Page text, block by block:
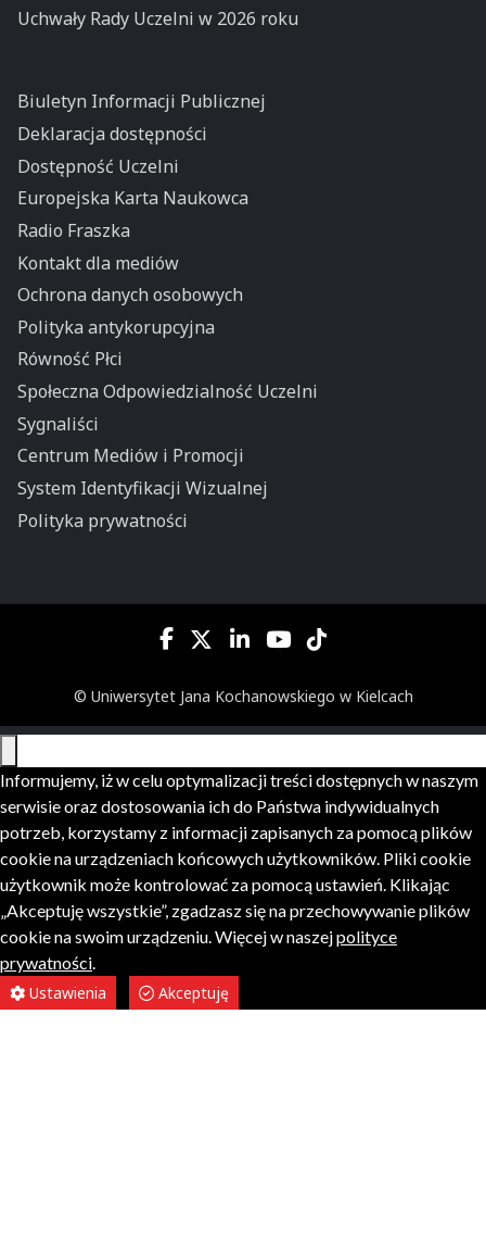
Uchwały Rady Uczelni w 2026 roku
Biuletyn Informacji Publicznej
Deklaracja dostępności
Dostępność Uczelni
Europejska Karta Naukowca
Radio Fraszka
Kontakt dla mediów
Ochrona danych osobowych
Polityka antykorupcyjna
Równość Płci
Społeczna Odpowiedzialność Uczelni
Sygnaliści
Centrum Mediów i Promocji
System Identyfikacji Wizualnej
Polityka prywatności
© Uniwersytet Jana Kochanowskiego w Kielcach
Informujemy, iż w celu optymalizacji treści dostępnych w naszym
serwisie oraz dostosowania ich do Państwa indywidualnych
potrzeb, korzystamy z informacji zapisanych za pomocą plików
cookie na urządzeniach końcowych użytkowników. Pliki cookie
użytkownik może kontrolować za pomocą ustawień. Klikając
„Akceptuję wszystkie”, zgadzasz się na przechowywanie plików
cookie na swoim urządzeniu. Więcej w naszejpolityce
prywatności
Ustawienia
Akceptuję